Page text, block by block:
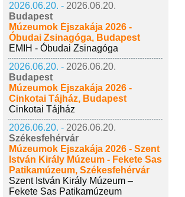
2026.06.20. - 2026.06.20.
Budapest
Múzeumok Éjszakája 2026 -
Óbudai Zsinagóga, Budapest
EMIH - Óbudai Zsinagóga
2026.06.20. - 2026.06.20.
Budapest
Múzeumok Éjszakája 2026 -
Cinkotai Tájház, Budapest
Cinkotai Tájház
2026.06.20. - 2026.06.20.
Székesfehérvár
Múzeumok Éjszakája 2026 - Szent
István Király Múzeum - Fekete Sas
Patikamúzeum, Székesfehérvár
Szent István Király Múzeum –
Fekete Sas Patikamúzeum